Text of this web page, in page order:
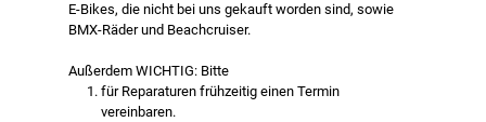
E-Bikes, die nicht bei uns gekauft worden sind, sowie
BMX-Räder und Beachcruiser.
Außerdem WICHTIG: Bitte
für Reparaturen frühzeitig einen Termin
vereinbaren.